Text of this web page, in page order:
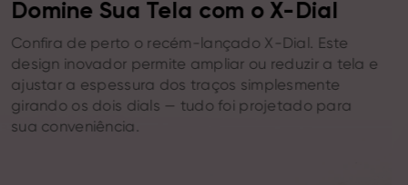
Domine Sua Tela com o X-Dial
Confira de perto o recém-lançado X-Dial. Este
design inovador permite ampliar ou reduzir a tela e
ajustar a espessura dos traços simplesmente
girando os dois dials — tudo foi projetado para
sua conveniência.